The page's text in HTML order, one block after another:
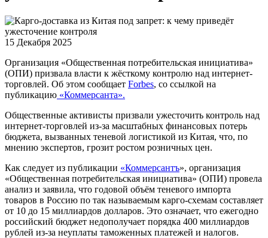
15 Декабря 2025
Организация «Общественная потребительская инициатива»
(ОПИ) призвала власти к жёсткому контролю над интернет-
торговлей. Об этом сообщает Forbes, со ссылкой на
публикацию «Коммерсанта».
Общественные активисты призвали ужесточить контроль над
интернет-торговлей из-за масштабных финансовых потерь
бюджета, вызванных теневой логистикой из Китая, что, по
мнению экспертов, грозит ростом розничных цен.
Как следует из публикации «Коммерсантъ», организация
«Общественная потребительская инициатива» (ОПИ) провела
анализ и заявила, что годовой объём теневого импорта
товаров в Россию по так называемым карго-схемам составляет
от 10 до 15 миллиардов долларов. Это означает, что ежегодно
российский бюджет недополучает порядка 400 миллиардов
рублей из-за неуплаты таможенных платежей и налогов.